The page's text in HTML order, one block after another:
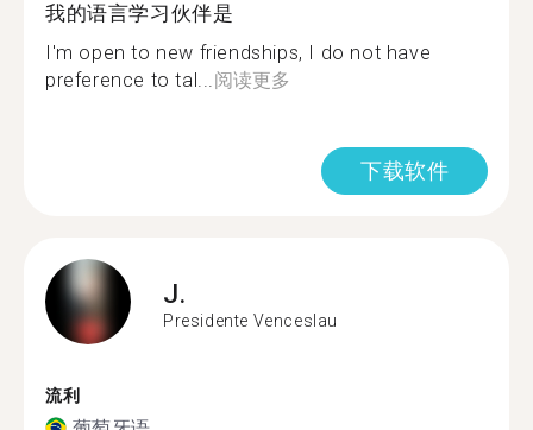
我的语言学习伙伴是
I'm open to new friendships, I do not have
preference to tal...阅读更多
下载软件
J.
Presidente Venceslau
流利